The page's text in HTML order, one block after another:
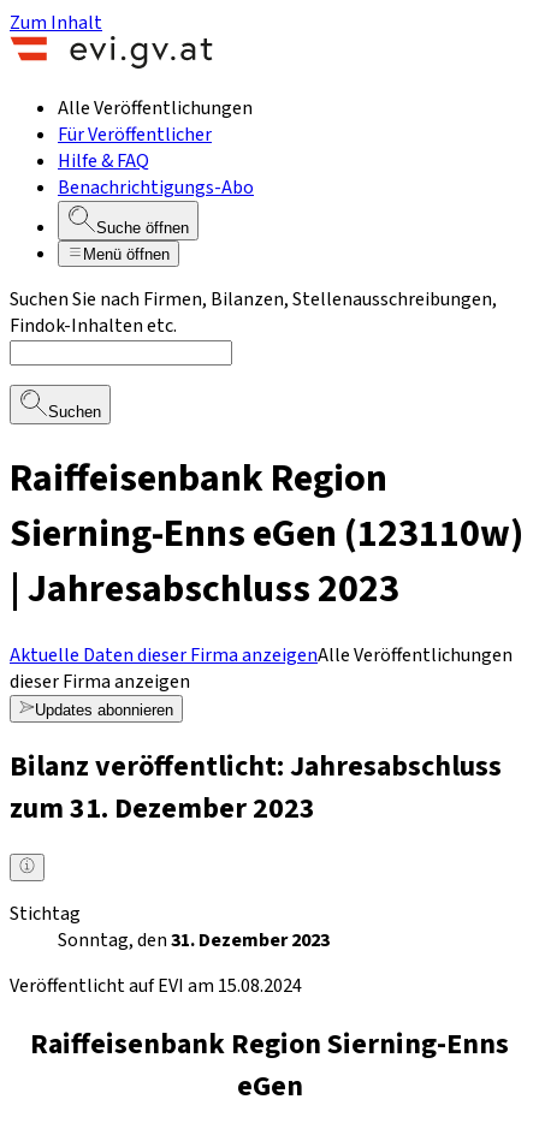
Zum Inhalt
Alle Veröffentlichungen
Für Veröffentlicher
Hilfe & FAQ
Benachrichtigungs-Abo
Suche öffnen
Menü öffnen
Suchen Sie nach Firmen, Bilanzen, Stellenausschreibungen,
Findok-Inhalten etc.
Suchen
Raiffeisenbank Region
Sierning-Enns eGen (123110w)
| Jahresabschluss 2023
Aktuelle Daten dieser Firma anzeigenAlle Veröffentlichungen
dieser Firma anzeigen
Updates abonnieren
Bilanz veröffentlicht: Jahresabschluss
zum 31. Dezember 2023
Stichtag
Sonntag, den31. Dezember 2023
Veröffentlicht auf EVI am 15.08.2024
Raiffeisenbank Region Sierning-Enns
eGen